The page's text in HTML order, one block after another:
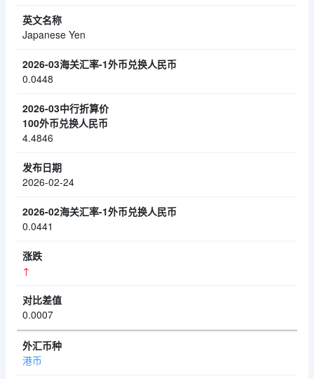
Japanese Yen
0.0448
4.4846
2026-02-24
0.0441
↑
0.0007
港币